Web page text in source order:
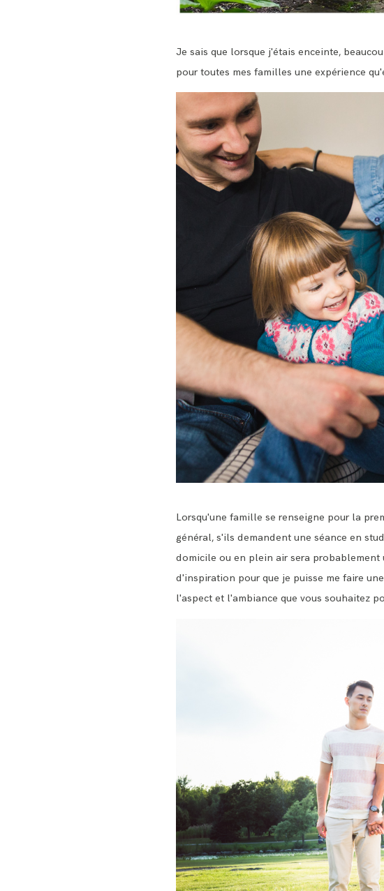
Je sais que lorsque j'étais enceinte,
pour toutes mes familles une expérience
Lorsqu'une famille se renseigne pour la
général, s'ils demandent une séance en
domicile ou en plein air sera probablement
d'inspiration pour que je puisse me faire
l'aspect et l'ambiance que vous souhaitez